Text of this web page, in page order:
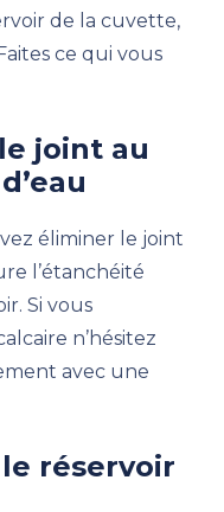
de la cuvette,
ce qui vous
joint au
éliminer le joint
l’étanchéité
Si vous
n’hésitez
avec une
réservoir